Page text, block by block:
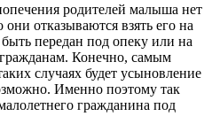
родителей малыша нет
отказываются взять его на
передан под опеку или на
Конечно, самым
случаях будет усыновление
Именно поэтому так
гражданина под